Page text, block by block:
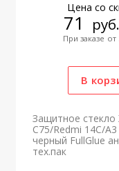
Цена со
71
При заказе от
Защитное стекло
C75/Redmi 14C/
черный FullGlue
тех.пак